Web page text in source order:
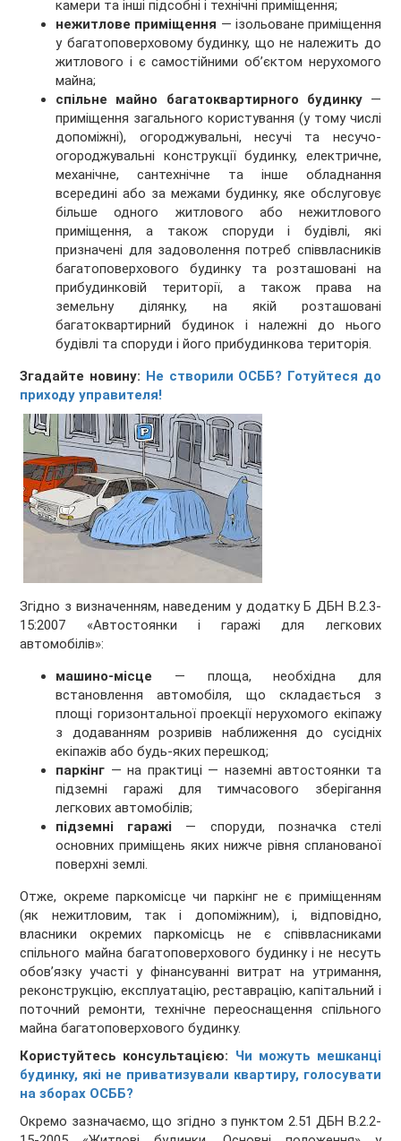
камери та інші підсобні і технічні приміщення;
нежитлове приміщення — ізольоване приміщення
у багатоповерховому будинку, що не належить до
житлового і є самостійними об’єктом нерухомого
майна;
спільне майно багатоквартирного будинку—
приміщення загального користування (у тому числі
допоміжні), огороджувальні, несучі та несучо-
огороджувальні конструкції будинку, електричне,
механічне, сантехнічне та інше обладнання
всередині або за межами будинку, яке обслуговує
більше одного житлового або нежитлового
приміщення, а також споруди і будівлі, які
призначені для задоволення потреб співвласників
багатоповерхового будинку та розташовані на
прибудинковій території, а також права на
земельну ділянку, на якій розташовані
багатоквартирний будинок і належні до нього
будівлі та споруди і його прибудинкова територія.
Згадайте новину: Не створили ОСББ? Готуйтеся до
приходу управителя!
Згідно з визначенням, наведеним у додатку Б ДБН В.2.3-
15:2007 «Автостоянки і гаражі для легкових
автомобілів»:
машино-місце — площа, необхідна для
встановлення автомобіля, що складається з
площі горизонтальної проекції нерухомого екіпажу
з додаванням розривів наближення до сусідніх
екіпажів або будь-яких перешкод;
паркінг — на практиці — наземні автостоянки та
підземні гаражі для тимчасового зберігання
легкових автомобілів;
підземні гаражі — споруди, позначка стелі
основних приміщень яких нижче рівня спланованої
поверхні землі.
Отже, окреме паркомісце чи паркінг не є приміщенням
(як нежитловим, так і допоміжним), і, відповідно,
власники окремих паркомісць не є співвласниками
спільного майна багатоповерхового будинку і не несуть
обов’язку участі у фінансуванні витрат на утримання,
реконструкцію, експлуатацію, реставрацію, капітальний і
поточний ремонти, технічне переоснащення спільного
майна багатоповерхового будинку.
Користуйтесь консультацією: Чи можуть мешканці
будинку, які не приватизували квартиру, голосувати
на зборах ОСББ?
Окремо зазначаємо, що згідно з пунктом 2.51 ДБН В.2.2-